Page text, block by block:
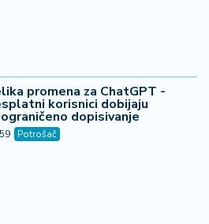
promena za ChatGPT -
korisnici dobijaju
dopisivanje
Potrošač